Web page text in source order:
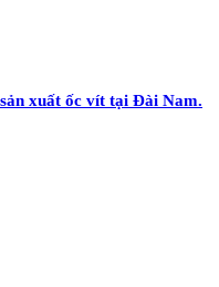
xuất ốc vít tại Đài Nam.